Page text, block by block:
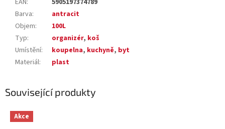
EAN:
5905197374789
Barva:
antracit
Objem:
100L
Typ: organizér, koš
Umístění: koupelna, kuchyně, byt
Materiál: plast
Související produkty
Akce